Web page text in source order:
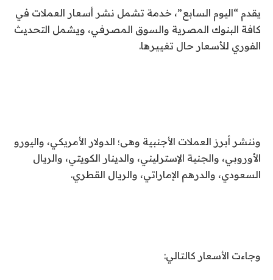
يقدم “اليوم السابع”، خدمة تشمل نشر أسعار العملات في
كافة البنوك المصرية والسوق المصرفي، ويشمل التحديث
الفوري للأسعار حال تغييرها.
وننشر أبرز العملات الأجنبية وهى؛ الدولار الأمريكي، واليورو
الأوروبي، والجنية الإسترليني، والدينار الكويتي، والريال
السعودي، والدرهم الإماراتي، والريال القطري.
وجاءت الأسعار كالتالي: